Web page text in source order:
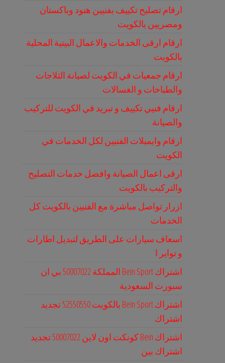
ارقام تصليح تكييف بفنيين هنود وباكستان
ومصريين بالكويت
ارقام ارقى الخدمات والاعمال البيتية المحلية
بالكويت
ارقام جمعيات في الكويت لصيانة الثلاجات
والطباخات و الغسالات
ارقام فنيي تكييف و تبريد في الكويت للتركيب
والصيانة
ارقام وايميلات الفنيين لكل الخدمات في
الكويت
ارقى اعمال الصيانة وافضل خدمات التصليح
والتركيب بالكويت
ازرار تواصل مباشرة مع الفنيين بالكويت كل
الخدمات
اسعاف سيارات على الطريق لتبديل اطارات
و تواير ا
اشتراك Bein Sport المملكة 50007022 بي ان
سبورت السعودية
اشتراك Bein Sport بالكويت 52550550 تجديد
اشتراك
اشتراك Bein كونكت اون لاين 50007022 تجديد
اشتراك بين